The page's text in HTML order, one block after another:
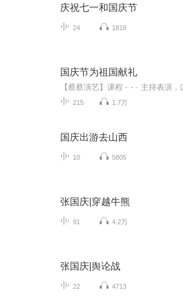
庆祝七一和国庆节
24 1818
国庆节为祖国献礼
215 1.7万
国庆出游去山西
10 5805
张国庆|穿越牛熊
91 4.2万
张国庆|舆论战
22 4713